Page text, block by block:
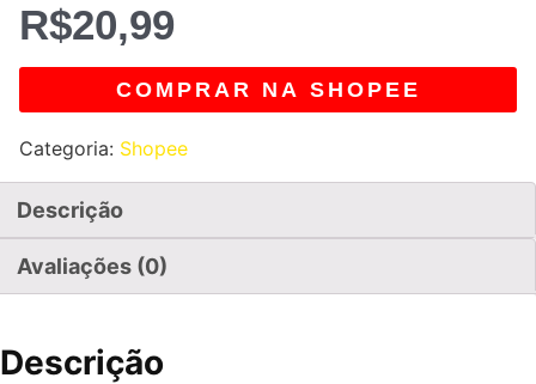
R$20,99
COMPRAR NA SHOPEE
Categoria: Shopee
Descrição
Avaliações (0)
Descrição